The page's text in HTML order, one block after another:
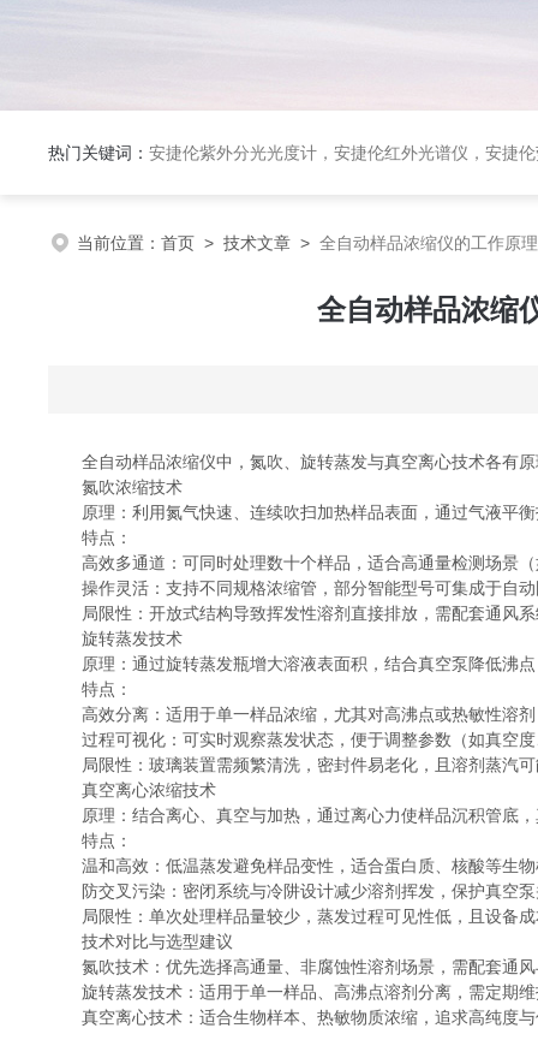
热门关键词： 安捷伦紫外分光光度计，安捷伦红外光谱仪，安捷伦荧光光谱仪，泰事达实验室冻干机，布鲁克台式顺
当前位置： 首页 > 技术文章 > 全自动样品浓缩仪的工作原
全自动样品浓缩
全自动样品浓缩仪中，氮吹、旋转蒸发与真空离心技术各有原
氮吹浓缩技术
原理：利用氮气快速、连续吹扫加热样品表面，通过气液平衡
特点：
高效多通道：可同时处理数十个样品，适合高通量检测场景（
操作灵活：支持不同规格浓缩管，部分智能型号可集成于自动
局限性：开放式结构导致挥发性溶剂直接排放，需配套通风系
旋转蒸发技术
原理：通过旋转蒸发瓶增大溶液表面积，结合真空泵降低沸点
特点：
高效分离：适用于单一样品浓缩，尤其对高沸点或热敏性溶剂
过程可视化：可实时观察蒸发状态，便于调整参数（如真空度
局限性：玻璃装置需频繁清洗，密封件易老化，且溶剂蒸汽可
真空离心浓缩技术
原理：结合离心、真空与加热，通过离心力使样品沉积管底，
特点：
温和高效：低温蒸发避免样品变性，适合蛋白质、核酸等生物
防交叉污染：密闭系统与冷阱设计减少溶剂挥发，保护真空泵
局限性：单次处理样品量较少，蒸发过程可见性低，且设备成
技术对比与选型建议
氮吹技术：优先选择高通量、非腐蚀性溶剂场景，需配套通风
旋转蒸发技术：适用于单一样品、高沸点溶剂分离，需定期维
真空离心技术：适合生物样本、热敏物质浓缩，追求高纯度与